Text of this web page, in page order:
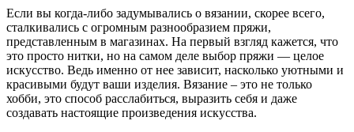
Если вы когда-либо задумывались о вязании, скорее всего,
сталкивались с огромным разнообразием пряжи,
представленным в магазинах. На первый взгляд кажется, что
это просто нитки, но на самом деле выбор пряжи — целое
искусство. Ведь именно от нее зависит, насколько уютными и
красивыми будут ваши изделия. Вязание – это не только
хобби, это способ расслабиться, выразить себя и даже
создавать настоящие произведения искусства.